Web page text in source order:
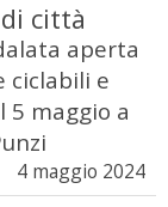
città
aperta
ciclabili e
5 maggio a
4 maggio 2024